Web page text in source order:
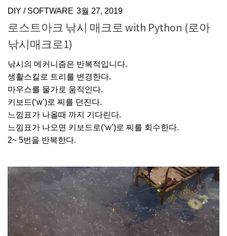
DIY / SOFTWARE 3월 27, 2019
로스트아크 낚시 매크로 with Python (로아
낚시매크로1)
낚시의 메커니즘은 반복적입니다.
생활스킬로 트리를 변경한다.
마우스를 물가로 움직인다.
키보드(‘w’)로 찌를 던진다.
느낌표가 나올때 까지 기다린다.
느낌표가 나오면 키보드로(‘w’)로 찌를 회수한다.
2~ 5번을 반복한다.